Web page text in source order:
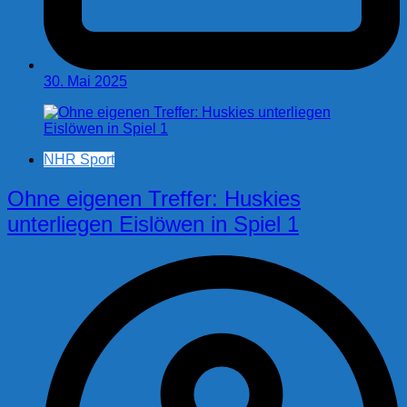
30. Mai 2025
NHR Sport
Ohne eigenen Treffer: Huskies
unterliegen Eislöwen in Spiel 1